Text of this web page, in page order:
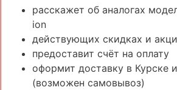
расскажет об аналогах
ion
действующих скидках и
предоставит счёт на оплату
оформит доставку в Курске
(возможен самовывоз)